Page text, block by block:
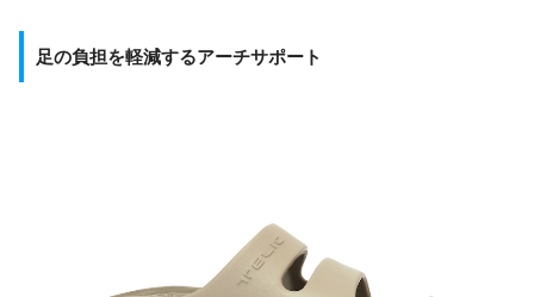
足の負担を軽減するアーチサポート